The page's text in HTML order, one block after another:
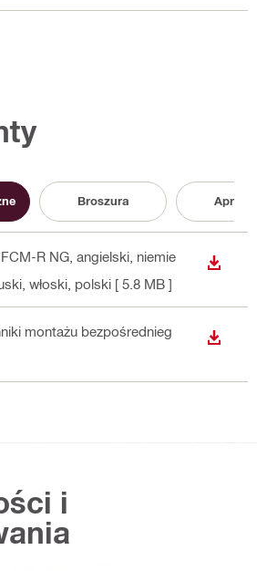
Broszura
R NG , angielski, niemie
włoski, polski [ 5.8 MB ]
montażu bezpośrednieg
i